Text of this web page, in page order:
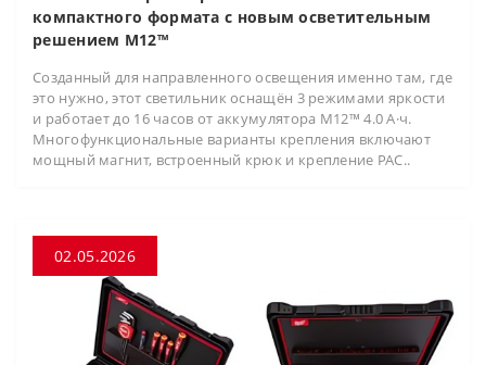
компактного формата с новым осветительным
решением M12™
Созданный для направленного освещения именно там, где
это нужно, этот светильник оснащён 3 режимами яркости
и работает до 16 часов от аккумулятора M12™ 4.0 А·ч.
Многофункциональные варианты крепления включают
мощный магнит, встроенный крюк и крепление PAC..
02.05.2026